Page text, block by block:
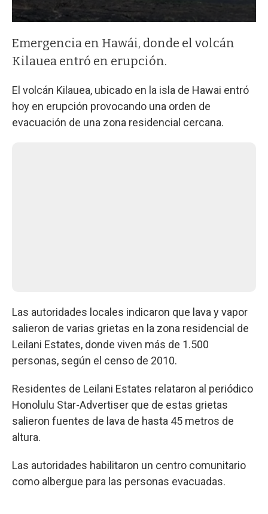
Emergencia en Hawái, donde el volcán
Kilauea entró en erupción.
El volcán Kilauea, ubicado en la isla de Hawai entró
hoy en erupción provocando una orden de
evacuación de una zona residencial cercana.
Las autoridades locales indicaron que lava y vapor
salieron de varias grietas en la zona residencial de
Leilani Estates, donde viven más de 1.500
personas, según el censo de 2010.
Residentes de Leilani Estates relataron al periódico
Honolulu Star-Advertiser que de estas grietas
salieron fuentes de lava de hasta 45 metros de
altura.
Las autoridades habilitaron un centro comunitario
como albergue para las personas evacuadas.